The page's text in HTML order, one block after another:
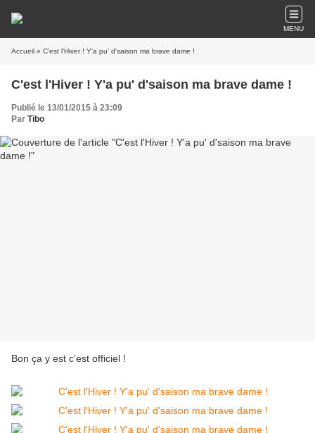
MENU
Accueil » C'est l'Hiver ! Y'a pu' d'saison ma brave dame !
C'est l'Hiver ! Y'a pu' d'saison ma brave dame !
Publié le 13/01/2015 à 23:09
Par Tibo
Bon ça y est c'est officiel !